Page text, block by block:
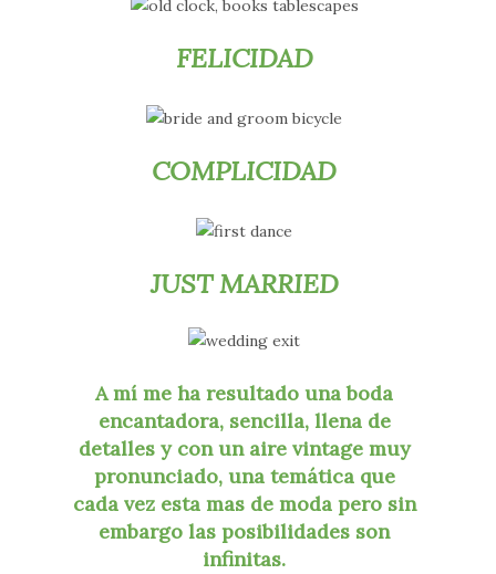
FELICIDAD
COMPLICIDAD
JUST MARRIED
A mí me ha resultado una boda
encantadora, sencilla, llena de
detalles y con un aire vintage muy
pronunciado, una temática que
cada vez esta mas de moda pero sin
embargo las posibilidades son
infinitas.